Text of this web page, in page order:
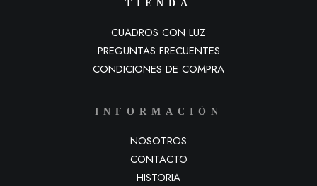
TIENDA
CUADROS CON LUZ
PREGUNTAS FRECUENTES
CONDICIONES DE COMPRA
INFORMACIÓN
NOSOTROS
CONTACTO
HISTORIA